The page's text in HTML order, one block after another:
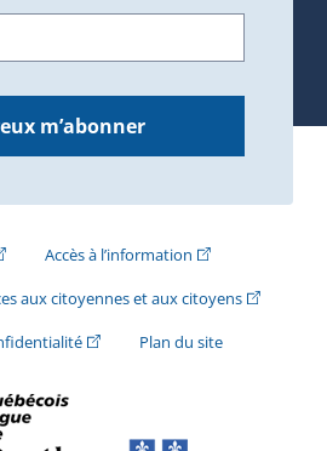
m’abonner
hyperlien externe s'ouvrira dans une
Accès à l’information(Cet hyperlien
aux citoyennes et aux citoyens(Cet
(Cet hyperlien externe s'ouvrira
Plan du site